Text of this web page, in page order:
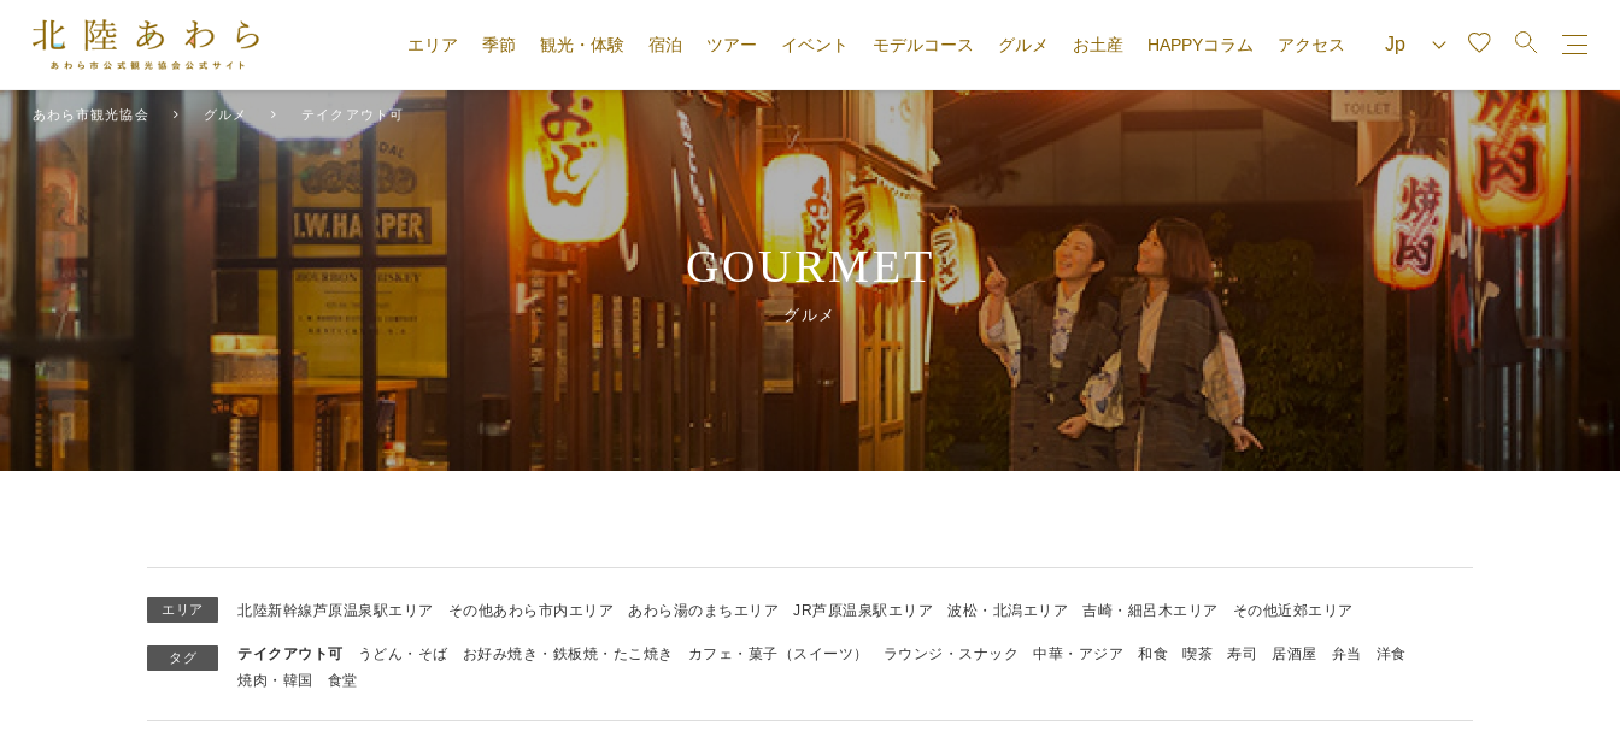
エリア 季節 観光・体験 宿泊 ツアー イベント モデルコース グルメ お土産 HAPPYコラム アクセス
あわら市観光協会 グルメ テイクアウト可
GOURMET
グルメ
エリア 北陸新幹線芦原温泉駅エリア その他あわら市内エリア あわら湯のまちエリア JR芦原温泉駅エリア 波松・北潟エリア 吉崎・細呂木エリア その他近郊エリア
タグ テイクアウト可 うどん・そば お好み焼き・鉄板焼・たこ焼き カフェ・菓子（スイーツ） ラウンジ・スナック 中華・アジア 和食 喫茶 寿司 居酒屋 弁当
洋食
焼肉・韓国
食堂